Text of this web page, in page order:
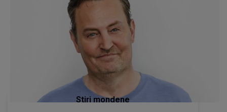
Stiri mondene